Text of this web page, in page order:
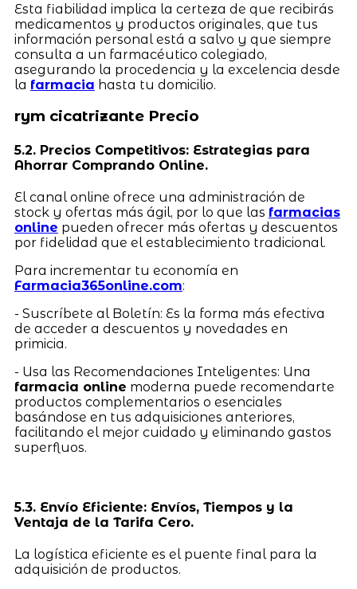
Esta fiabilidad implica la certeza de que recibirás
medicamentos y productos originales, que tus
información personal está a salvo y que siempre
consulta a un farmacéutico colegiado,
asegurando la procedencia y la excelencia desde
la farmacia hasta tu domicilio.
rym cicatrizante Precio
5.2. Precios Competitivos: Estrategias para
Ahorrar Comprando Online.
El canal online ofrece una administración de
stock y ofertas más ágil, por lo que las farmacias
online pueden ofrecer más ofertas y descuentos
por fidelidad que el establecimiento tradicional.
Para incrementar tu economía en
Farmacia365online.com:
- Suscríbete al Boletín: Es la forma más efectiva
de acceder a descuentos y novedades en
primicia.
- Usa las Recomendaciones Inteligentes: Una
farmacia online moderna puede recomendarte
productos complementarios o esenciales
basándose en tus adquisiciones anteriores,
facilitando el mejor cuidado y eliminando gastos
superfluos.
5.3. Envío Eficiente: Envíos, Tiempos y la
Ventaja de la Tarifa Cero.
La logística eficiente es el puente final para la
adquisición de productos.